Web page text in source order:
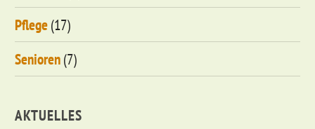
Pflege(17)
Senioren(7)
AKTUELLES